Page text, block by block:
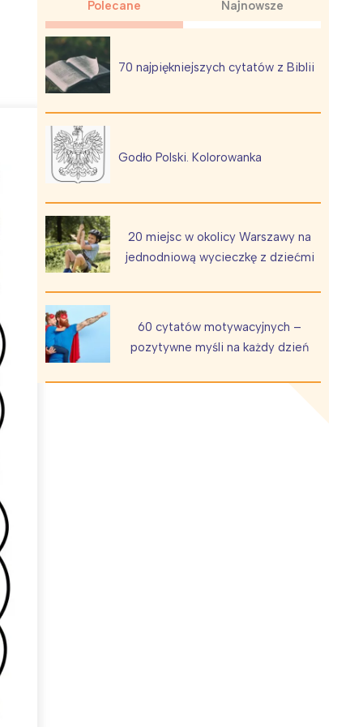
Polecane Najnowsze
70 najpiękniejszych cytatów z Biblii
Godło Polski. Kolorowanka
20 miejsc w okolicy Warszawy na
jednodniową wycieczkę z dziećmi
60 cytatów motywacyjnych –
pozytywne myśli na każdy dzień